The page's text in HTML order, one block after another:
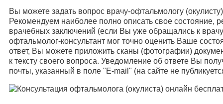
Вы можете задать вопрос врачу-офтальмологу
Рекомендуем наиболее полно описать свое состояние,
врачебных заключений (если Вы уже обращались к
офтальмолог-консультант мог точно оценить Ваше
ответ, Вы можете приложить сканы (фотографии)
к тексту своего вопроса. Уведомление об ответе Вы
почты, указанный в поле "E-mail" (на сайте не